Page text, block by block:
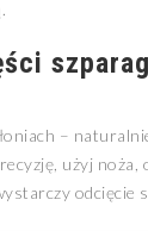
–
użyj noża,
odcięcie